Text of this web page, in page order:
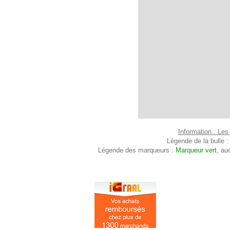
Information :
Légende de la bulle :
Légende des marqueurs : Marqueur vert,